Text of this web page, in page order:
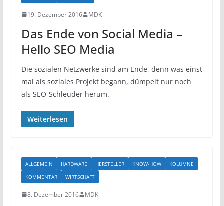
19. Dezember 2016 MDK
Das Ende von Social Media –
Hello SEO Media
Die sozialen Netzwerke sind am Ende, denn was einst
mal als soziales Projekt begann, dümpelt nur noch
als SEO-Schleuder herum.
Weiterlesen
ALLGEMEIN HARDWARE HERSTELLER KNOW-HOW
KOLUMNE
KOMMENTAR
WIRTSCHAFT
8. Dezember 2016 MDK